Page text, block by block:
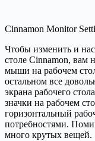
Cinnamon Monitor
Чтобы изменить и
столе Cinnamon, вам
мыши на рабочем
остальном все
экрана рабочего
значки на рабочем
горизонтальный
потребностями.
много крутых вещей.